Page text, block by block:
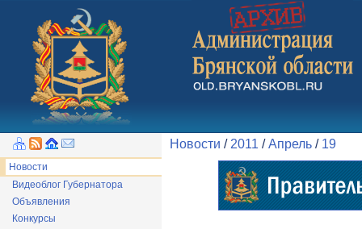
Новости
Видеоблог Губернатора
Объявления
Конкурсы
Новости / 2011 /Апрель / 19